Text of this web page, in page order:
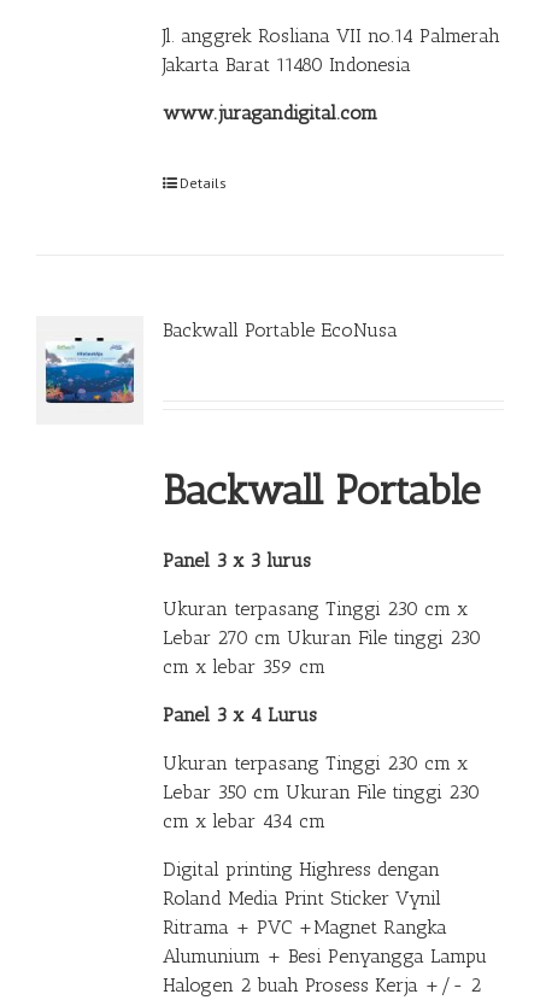
Jl. anggrek Rosliana VII no.14 Palmerah
Jakarta Barat 11480 Indonesia
www.juragandigital.com
Details
Backwall Portable EcoNusa
Backwall Portable
Panel 3 x 3 lurus
Ukuran terpasang Tinggi 230 cm x
Lebar 270 cm Ukuran File tinggi 230
cm x lebar 359 cm
Panel 3 x 4 Lurus
Ukuran terpasang Tinggi 230 cm x
Lebar 350 cm Ukuran File tinggi 230
cm x lebar 434 cm
Digital printing Highress dengan
Roland Media Print Sticker Vynil
Ritrama + PVC +Magnet Rangka
Alumunium + Besi Penyangga Lampu
Halogen 2 buah Prosess Kerja +/- 2